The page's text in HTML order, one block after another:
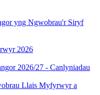
yng Ngwobrau'r Siryf
2026
2026/27 - Canlyniadau
Llais Myfyrwyr a